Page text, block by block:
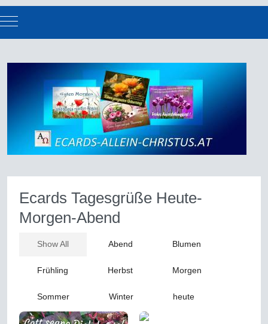
Mobile Menu Toggle
Ecards Tagesgrüße Heute-
Morgen-Abend
Show All Abend Blumen
Frühling Herbst Morgen
Sommer Winter heute